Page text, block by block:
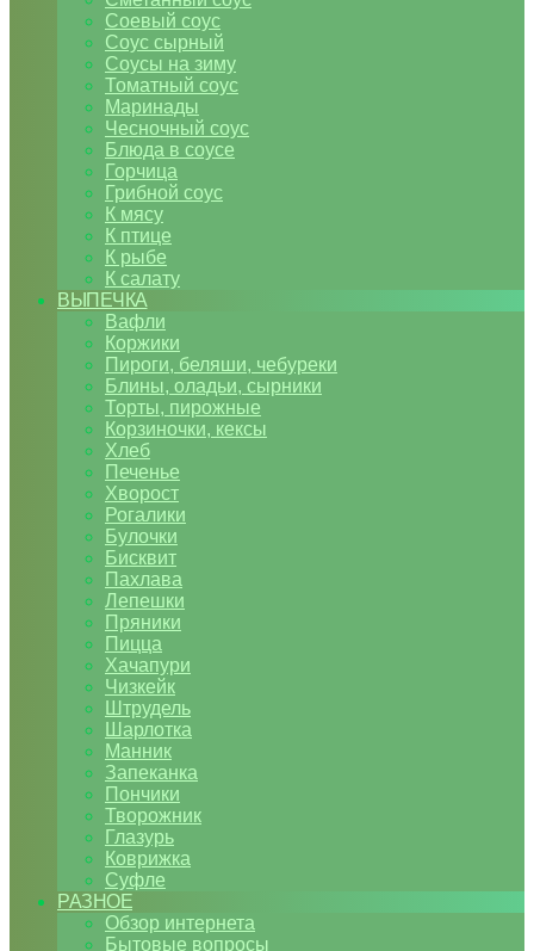
Соевый соус
Соус сырный
Соусы на зиму
Томатный соус
Маринады
Чесночный соус
Блюда в соусе
Горчица
Грибной соус
К мясу
К птице
К рыбе
К салату
ВЫПЕЧКА
Вафли
Коржики
Пироги, беляши, чебуреки
Блины, оладьи, сырники
Торты, пирожные
Корзиночки, кексы
Хлеб
Печенье
Хворост
Рогалики
Булочки
Бисквит
Пахлава
Лепешки
Пряники
Пицца
Хачапури
Чизкейк
Штрудель
Шарлотка
Манник
Запеканка
Пончики
Творожник
Глазурь
Коврижка
Суфле
РАЗНОЕ
Обзор интернета
Бытовые вопросы